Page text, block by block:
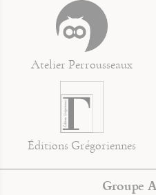
Atelier Perrousseaux
Éditions Grégoriennes
Groupe